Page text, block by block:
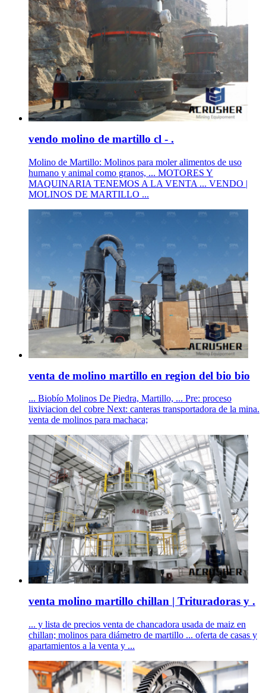
vendo molino de martillo cl - .
Molino de Martillo: Molinos para moler alimentos de uso
humano y animal como granos, ... MOTORES Y
MAQUINARIA TENEMOS A LA VENTA ... VENDO |
MOLINOS DE MARTILLO ...
venta de molino martillo en region del bio bio
... Biobío Molinos De Piedra, Martillo, ... Pre: proceso
lixiviacion del cobre Next: canteras transportadora de la mina.
venta de molinos para machaca;
venta molino martillo chillan | Trituradoras y .
... y lista de precios venta de chancadora usada de maiz en
chillan; molinos para diámetro de martillo ... oferta de casas y
apartamientos a la venta y ...